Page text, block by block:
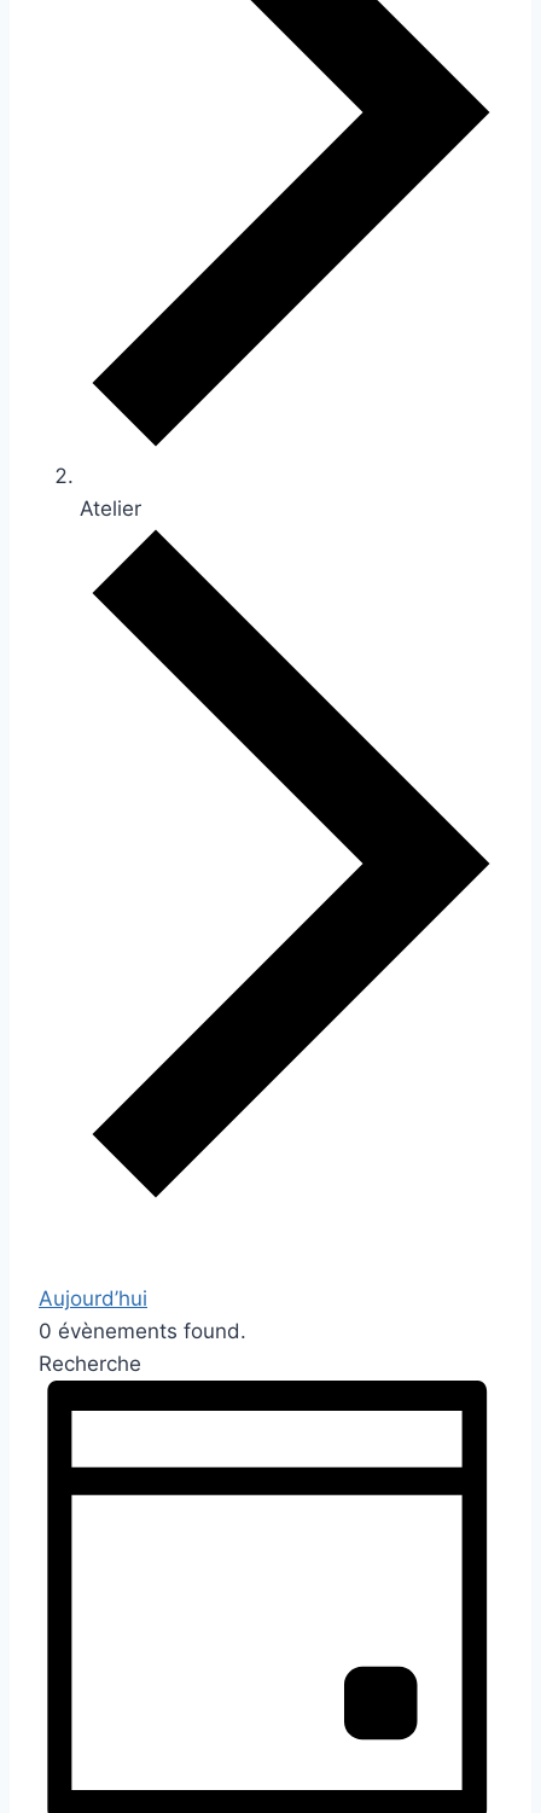
Atelier
Aujourd’hui
0 évènements found.
Recherche